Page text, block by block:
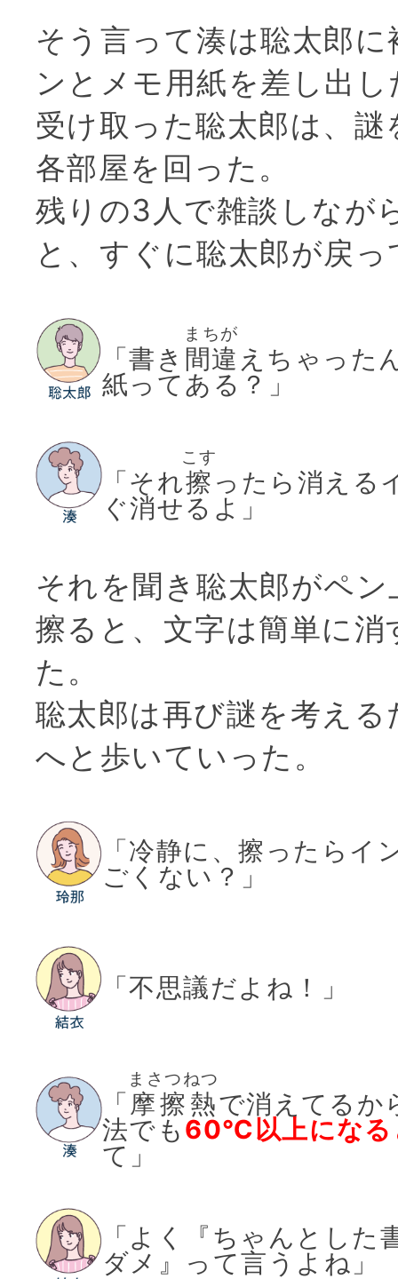
そう言って湊は聡太郎
ンとメモ用紙を差し出し
受け取った聡太郎は、
各部屋を回った。
残りの3人で雑談しなが
と、すぐに聡太郎が戻
「書き 間違
まちが
えちゃった
紙ってある？」
「それ擦
こす
ったら消える
ぐ消せるよ」
それを聞き聡太郎がペ
擦ると、文字は簡単に
た。
聡太郎は再び謎を考え
へと歩いていった。
「冷静に、擦ったらイ
ごくない？」
「不思議だよね！」
「 摩擦熱
まさつねつ
で消えてるか
法でも 60℃以上になる
て」
「よく『ちゃんとした
ダメ』って言うよね」